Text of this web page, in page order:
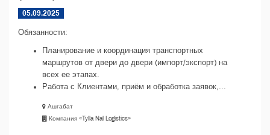
05.09.2025
Обязанности:
Планирование и координация транспортных
маршрутов от двери до двери (импорт/экспорт) на
всех ее этапах.
Работа с Клиентами, приём и обработка заявок,...
Ашгабат
Компания «Tylla Nal Logistics»